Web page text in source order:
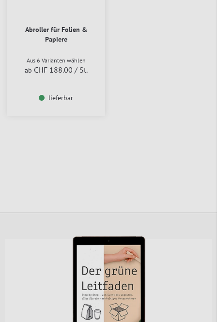
Abroller für Folien &
Papiere
Aus 6 Varianten wählen
ab CHF 188.00 / St.
lieferbar